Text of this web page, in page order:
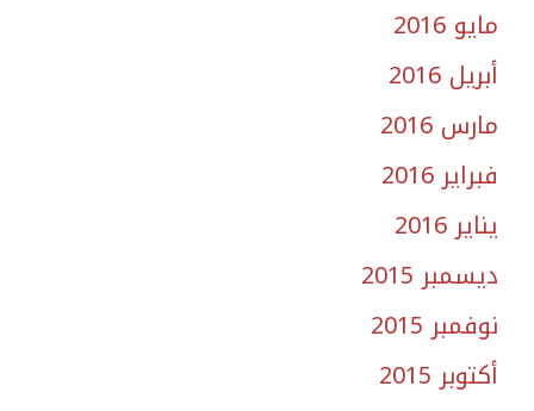
مايو 2016
أبريل 2016
مارس 2016
فبراير 2016
يناير 2016
ديسمبر 2015
نوفمبر 2015
أكتوبر 2015